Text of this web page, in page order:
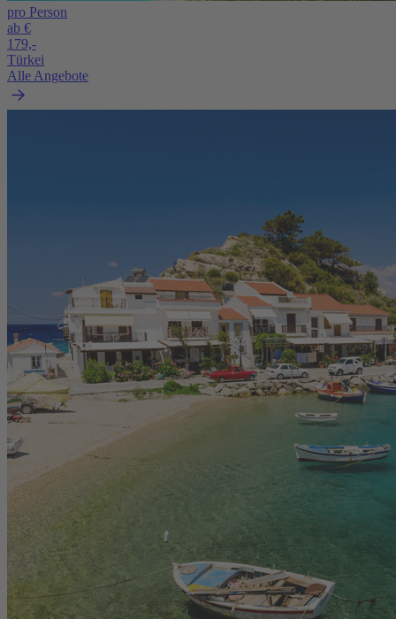
pro Person
ab €
179,-
Türkei
Alle Angebote